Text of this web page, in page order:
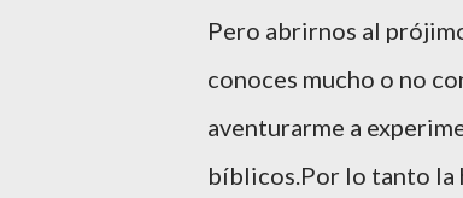
Pero abrirnos al
conoces mucho o no
aventurarme a
bíblicos.Por lo tanto la